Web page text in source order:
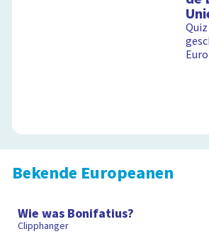
Bekende Europeanen
Wie was Bonifatius?
Clipphanger